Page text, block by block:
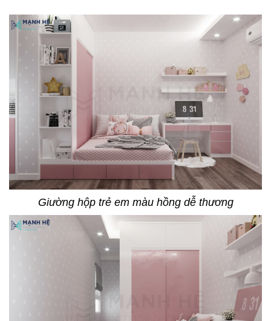
Giường hộp trẻ em màu hồng dễ thương